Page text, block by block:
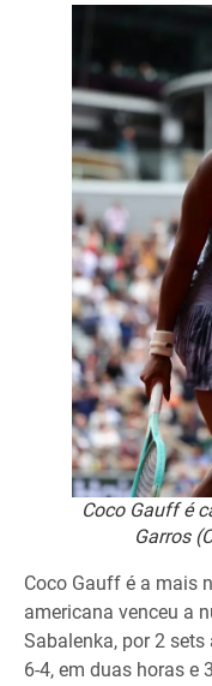
Coco Gauff é
Garros
Coco Gauff é a mais
americana venceu a
Sabalenka, por 2 sets
6-4, em duas horas e